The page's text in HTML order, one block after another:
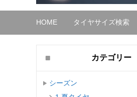
HOME タイヤサイズ検索
カテゴリー
シーズン